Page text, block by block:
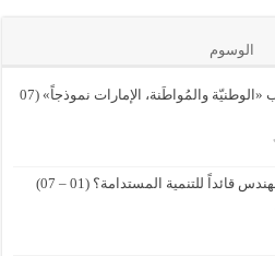
الوسوم
فصول من كتاب «الوطنيّة والمُواطَنة، الإمارات نموذجاً» (07
قائداً للتنمية المستدامة؟ (01 – 07)